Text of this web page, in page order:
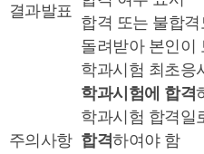
결과발표
합격 또는 불합
돌려받아 본인이
주의사항
학과시험 최초응
학과시험에 합격
학과시험 합격일
합격하여야 함